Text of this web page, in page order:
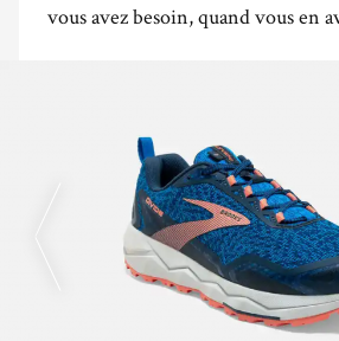
vous avez besoin, quand vous en